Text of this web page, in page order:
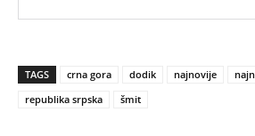
TAGS crna gora dodik najnovije
republika srpska
šmit